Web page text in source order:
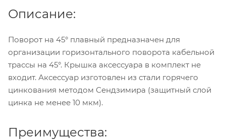
Описание:
Поворот на 45° плавный предназначен для
организации горизонтального поворота кабельной
трассы на 45°. Крышка аксессуара в комплект не
входит. Аксессуар изготовлен из стали горячего
цинкования методом Сендзимира (защитный слой
цинка не менее 10 мкм).
Преимущества: